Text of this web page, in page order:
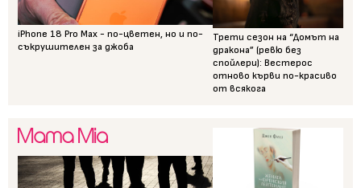
iPhone 18 Pro Max - по-цветен, но и по-
съкрушителен за джоба
Трети сезон на “Домът на
дракона” (ревю без
спойлери): Вестерос
отново кърви по-красиво
от всякога